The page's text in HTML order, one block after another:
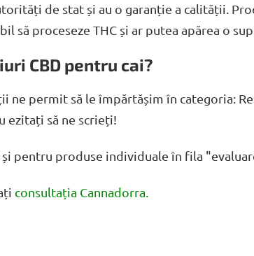
de stat și au o garanție a calității.
să proceseze THC și ar putea apărea o
CBD pentru cai?
permit să le împărtășim în categoria:
ezitați să ne scrieți!
pentru produse individuale în fila
consultația Cannadorra.